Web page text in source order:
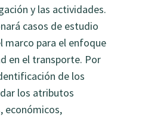
y las actividades.
casos de estudio
marco para el enfoque
en el transporte. Por
de los
los atributos
económicos,